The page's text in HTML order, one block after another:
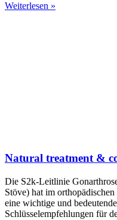
Weiterlesen »
Natural treatment &
Die S2k-Leitlinie
Stöve) hat im
eine wichtige und
Schlüsselempfehlungen für